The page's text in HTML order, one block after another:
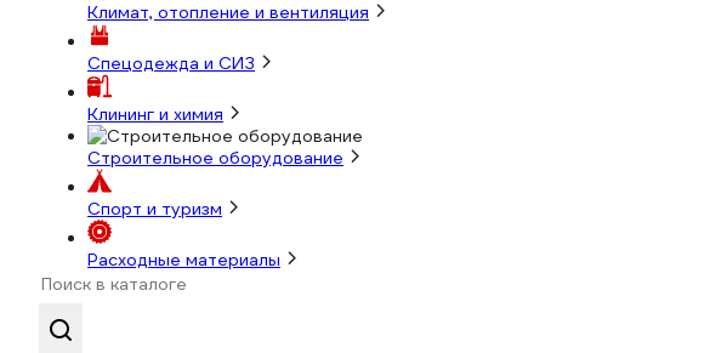
Климат, отопление и вентиляция
Спецодежда и СИЗ
Клининг и химия
Строительное оборудование
Спорт и туризм
Расходные материалы